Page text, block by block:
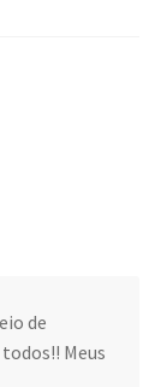
de
Meus